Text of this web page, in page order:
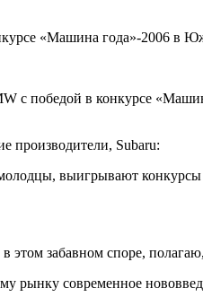
«Машина года»-2006
c победой в конкурсе
производители, Subaru:
выигрывают
забавном споре, полагаю,
рынку современное